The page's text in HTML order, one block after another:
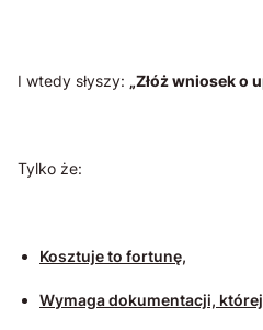
I wtedy słyszy: „Złóż wniosek o
Tylko że:
Kosztuje to fortunę,
Wymaga dokumentacji,